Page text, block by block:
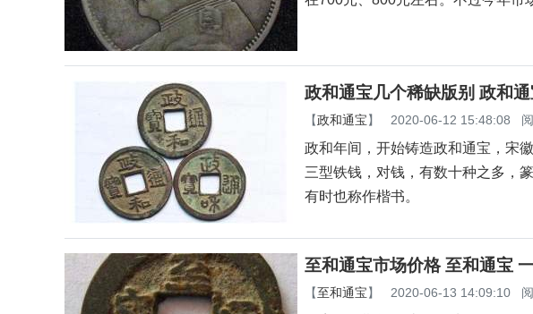
政和通宝几个稀缺版别 政和
【政和通宝】 2020-06-12 15:48:08
政和年间，开始铸造政和通宝，宋
三型铁钱，对钱，有数十种之多，
有时也称作楷书。
至和通宝市场价格 至和通宝
【至和通宝】 2020-06-13 14:09:10